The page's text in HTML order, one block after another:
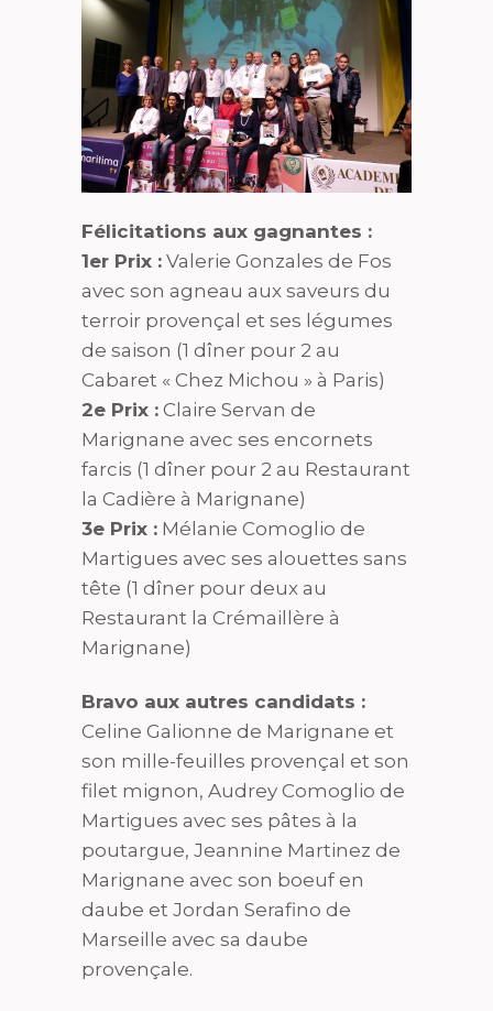
Félicitations aux gagnantes :
1er Prix : Valerie Gonzales de Fos
avec son agneau aux saveurs du
terroir provençal et ses légumes
de saison (1 dîner pour 2 au
Cabaret « Chez Michou » à Paris)
2e Prix : Claire Servan de
Marignane avec ses encornets
farcis (1 dîner pour 2 au Restaurant
la Cadière à Marignane)
3e Prix : Mélanie Comoglio de
Martigues avec ses alouettes sans
tête (1 dîner pour deux au
Restaurant la Crémaillère à
Marignane)
Bravo aux autres candidats :
Celine Galionne de Marignane et
son mille-feuilles provençal et son
filet mignon, Audrey Comoglio de
Martigues avec ses pâtes à la
poutargue, Jeannine Martinez de
Marignane avec son boeuf en
daube et Jordan Serafino de
Marseille avec sa daube
provençale.